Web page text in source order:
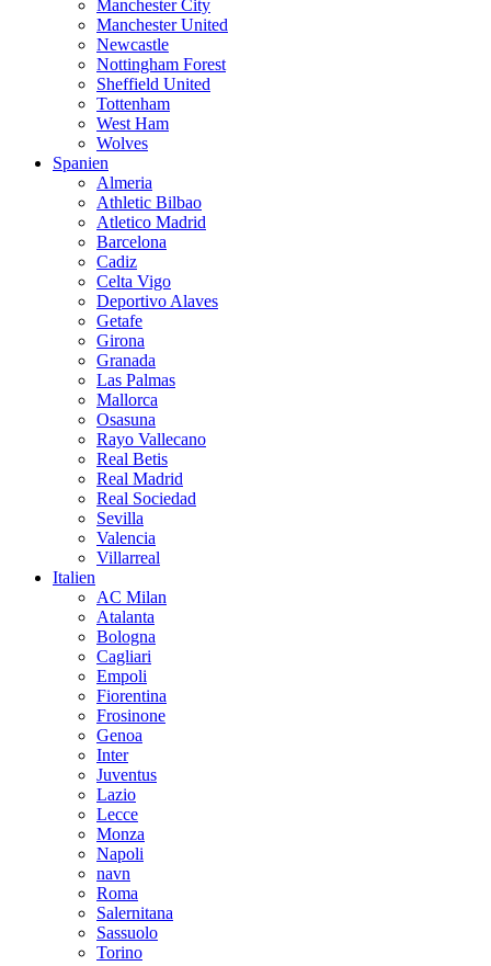
Manchester City
Manchester United
Newcastle
Nottingham Forest
Sheffield United
Tottenham
West Ham
Wolves
Spanien
Almeria
Athletic Bilbao
Atletico Madrid
Barcelona
Cadiz
Celta Vigo
Deportivo Alaves
Getafe
Girona
Granada
Las Palmas
Mallorca
Osasuna
Rayo Vallecano
Real Betis
Real Madrid
Real Sociedad
Sevilla
Valencia
Villarreal
Italien
AC Milan
Atalanta
Bologna
Cagliari
Empoli
Fiorentina
Frosinone
Genoa
Inter
Juventus
Lazio
Lecce
Monza
Napoli
navn
Roma
Salernitana
Sassuolo
Torino